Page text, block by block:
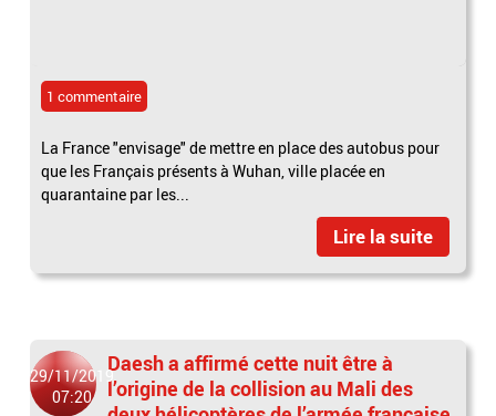
1 commentaire
La France "envisage" de mettre en place des autobus pour
que les Français présents à Wuhan, ville placée en
quarantaine par les...
Lire la suite
29/11/2019
07:20
Daesh a affirmé cette nuit être à
l’origine de la collision au Mali des